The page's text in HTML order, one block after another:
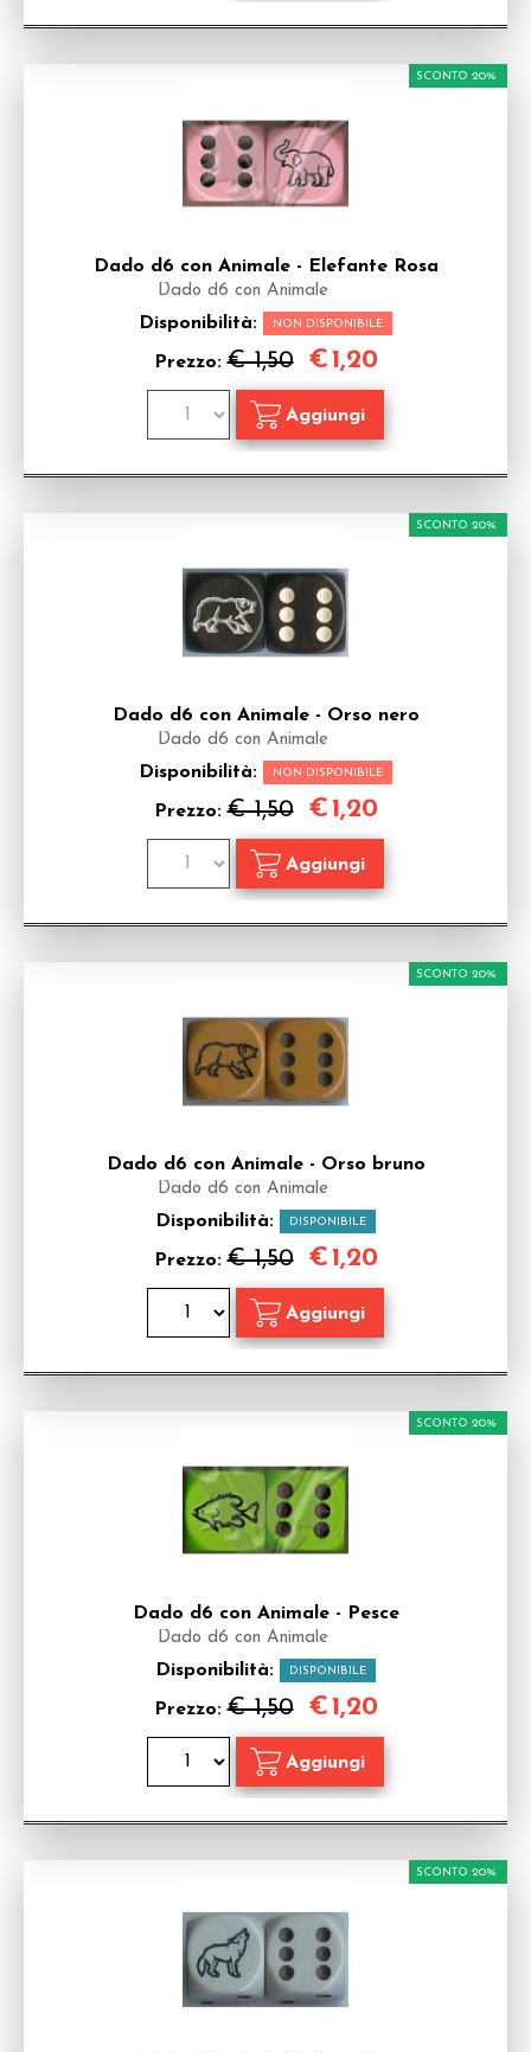
Dado d6 con Animale - Elefante Rosa
Dado d6 con Animale
Disponibilità: NON DISPONIBILE
Prezzo:€ 1,50
SCONTO 20%
€1,20
Dado d6 con Animale - Orso nero
Dado d6 con Animale
Disponibilità: NON DISPONIBILE
Prezzo:€ 1,50
SCONTO 20%
€1,20
Dado d6 con Animale - Orso bruno
Dado d6 con Animale
Disponibilità: DISPONIBILE
Prezzo:€ 1,50
SCONTO 20%
€1,20
Dado d6 con Animale - Pesce
Dado d6 con Animale
Disponibilità: DISPONIBILE
Prezzo:€ 1,50
SCONTO 20%
€1,20
SCONTO 20%